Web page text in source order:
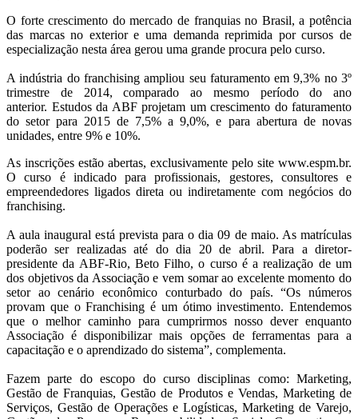
O forte crescimento do mercado de franquias no Brasil, a potência
das marcas no exterior e uma demanda reprimida por cursos de
especialização nesta área gerou uma grande procura pelo curso.
A indústria do franchising ampliou seu faturamento em 9,3% no 3º
trimestre de 2014, comparado ao mesmo período do ano
anterior. Estudos da ABF projetam um crescimento do faturamento
do setor para 2015 de 7,5% a 9,0%, e para abertura de novas
unidades, entre 9% e 10%.
As inscrições estão abertas, exclusivamente pelo site www.espm.br.
O curso é indicado para profissionais, gestores, consultores e
empreendedores ligados direta ou indiretamente com negócios do
franchising.
A aula inaugural está prevista para o dia 09 de maio. As matrículas
poderão ser realizadas até do dia 20 de abril. Para a diretor-
presidente da ABF-Rio, Beto Filho, o curso é a realização de um
dos objetivos da Associação e vem somar ao excelente momento do
setor ao cenário econômico conturbado do país. “Os números
provam que o Franchising é um ótimo investimento. Entendemos
que o melhor caminho para cumprirmos nosso dever enquanto
Associação é disponibilizar mais opções de ferramentas para a
capacitação e o aprendizado do sistema”, complementa.
Fazem parte do escopo do curso disciplinas como: Marketing,
Gestão de Franquias, Gestão de Produtos e Vendas, Marketing de
Serviços, Gestão de Operações e Logísticas, Marketing de Varejo,